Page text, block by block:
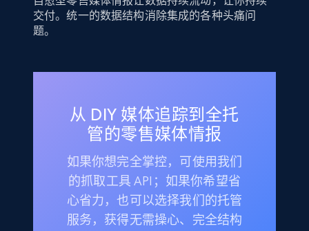
交付。统一的数据结构消除集成的各种头痛问
题。
从 DIY 媒体追踪到全托
管的零售媒体情报
如果你想完全掌控，可使用我们
的抓取工具 API；如果你希望省
心省力，也可以选择我们的托管
服务，获得无需操心、完全结构